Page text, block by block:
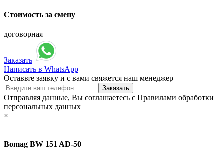
Стоимость за смену
договорная
Заказать
Написать в WhatsApp
Оставьте заявку и с вами свяжется наш менеджер
Отправляя данные, Вы соглашаетесь с Правилами обработки
персональных данных
×
Bomag BW 151 AD-50